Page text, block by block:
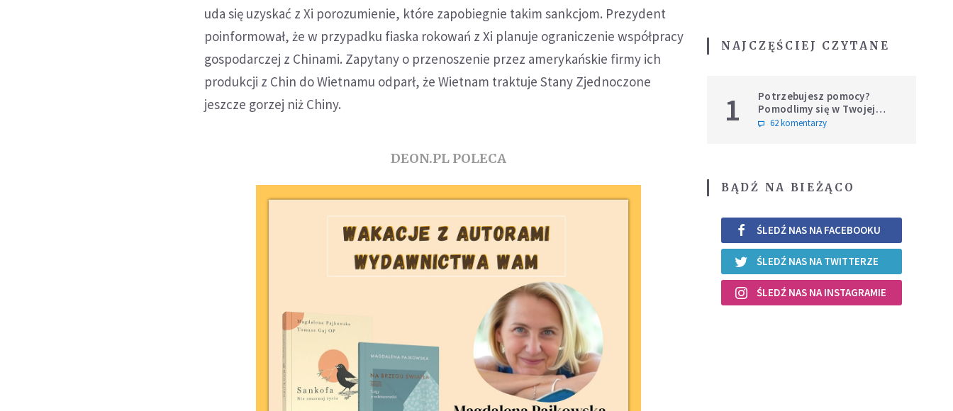
uda się uzyskać z Xi porozumienie, które zapobiegnie takim sankcjom. Prezydent
poinformował, że w przypadku fiaska rokowań z Xi planuje ograniczenie współpracy
gospodarczej z Chinami. Zapytany o przenoszenie przez amerykańskie firmy ich
produkcji z Chin do Wietnamu odparł, że Wietnam traktuje Stany Zjednoczone
jeszcze gorzej niż Chiny.
DEON.PL POLECA
NAJCZĘŚCIEJ CZYTANE
1
Potrzebujesz pomocy?
Pomodlimy się w Twojej
intencji
62 komentarzy
BĄDŹ NA BIEŻĄCO
ŚLEDŹ NAS NA FACEBOOKU
ŚLEDŹ NAS NA TWITTERZE
ŚLEDŹ NAS NA INSTAGRAMIE